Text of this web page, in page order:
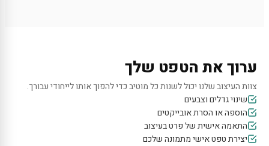
ערוך את הטפט שלך
צוות העיצוב שלנו יכול לשנות כל מוטיב כדי להפוך אותו לייחודי עבורך.
שינוי גדלים וצבעים
הוספה או הסרת אובייקטים
התאמה אישית של פרט בעיצוב
יצירת טפט אישי מתמונה שלכם